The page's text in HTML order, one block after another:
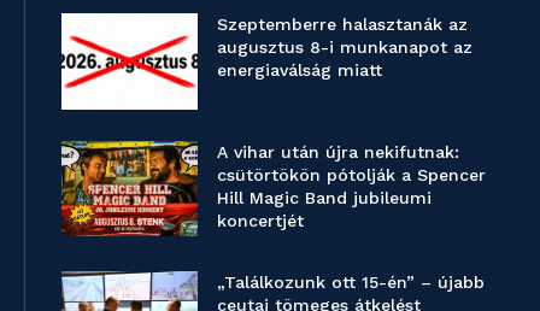
Szeptemberre halasztanák az
augusztus 8-i munkanapot az
energiaválság miatt
A vihar után újra nekifutnak:
csütörtökön pótolják a Spencer
Hill Magic Band jubileumi
koncertjét
„Találkozunk ott 15-én” – újabb
ceutai tömeges átkelést